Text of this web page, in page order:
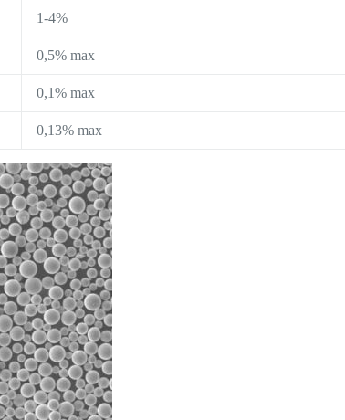
1-4%
0,5% max
0,1% max
0,13% max